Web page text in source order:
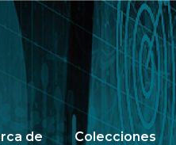
de Colecciones